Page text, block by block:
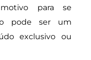
para se
pode ser um
exclusivo ou